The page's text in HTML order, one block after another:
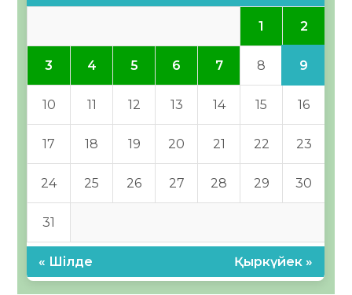
1 2
3 4 5 6 7 8 9
10 11 12 13 14 15 16
17 18 19 20 21 22 23
24 25 26 27 28 29 30
31
« Шілде Қыркүйек »